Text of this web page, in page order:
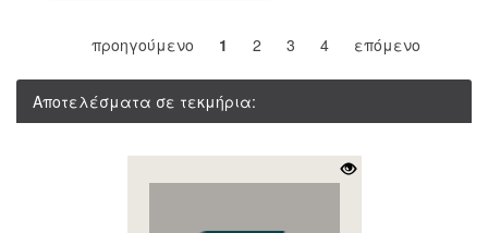
προηγούμενο 1 2 3 4 επόμενο
Αποτελέσματα σε τεκμήρια: